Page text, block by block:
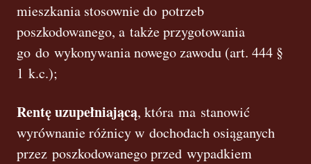
mieszkania stosownie do potrzeb
poszkodowanego, a także przygotowania
go do wykonywania nowego zawodu (art. 444 §
1 k.c.);
Rentę uzupełniającą, która ma stanowić
wyrównanie różnicy w dochodach osiąganych
przez poszkodowanego przed wypadkiem